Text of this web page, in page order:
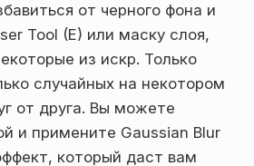
от черного фона и
Tool (E) или маску слоя,
из искр. Только
случайных на некотором
от друга. Вы можете
и примените Gaussian Blur
который даст вам